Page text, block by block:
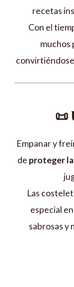
recetas
Con el
muchos
📜
Empanar y
de proteger
Las
especial
sabrosas y